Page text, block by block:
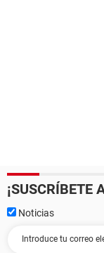
¡SUSCRÍBETE
Noticias